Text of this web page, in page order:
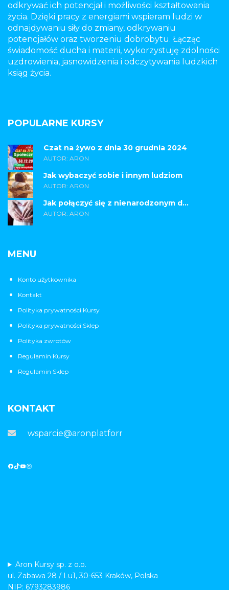
odkrywać ich potencjał i możliwości kształtowania
życia. Dzięki pracy z energiami wspieram ludzi w
odnajdywaniu siły do zmiany, odkrywaniu
potencjałów oraz tworzeniu dobrobytu. Łącząc
świadomość ducha i materii, wykorzystuję zdolności
uzdrowienia, jasnowidzenia i odczytywania ludzkich
ksiąg życia.
POPULARNE KURSY
Czat na żywo z dnia 30 grudnia 2024
AUTOR: ARON
Jak wybaczyć sobie i innym ludziom
AUTOR: ARON
Jak połączyć się z nienarodzonym d...
AUTOR: ARON
MENU
Konto użytkownika
Kontakt
Polityka prywatności Kursy
Polityka prywatności Sklep
Polityka zwrotów
Regulamin Kursy
Regulamin Sklep
KONTAKT
wsparcie@aronplatforma.pl
Aron Kursy sp. z o.o.
ul. Zabawa 28 / Lu1, 30-653 Kraków, Polska
NIP: 6793283986